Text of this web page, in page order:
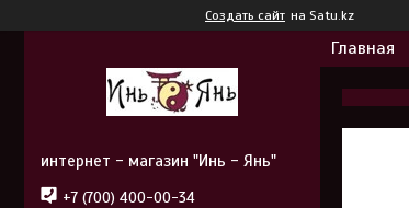
Создать сайт на Satu.kz
Главная
интернет - магазин "Инь - Янь"
+7 (700) 400-00-34